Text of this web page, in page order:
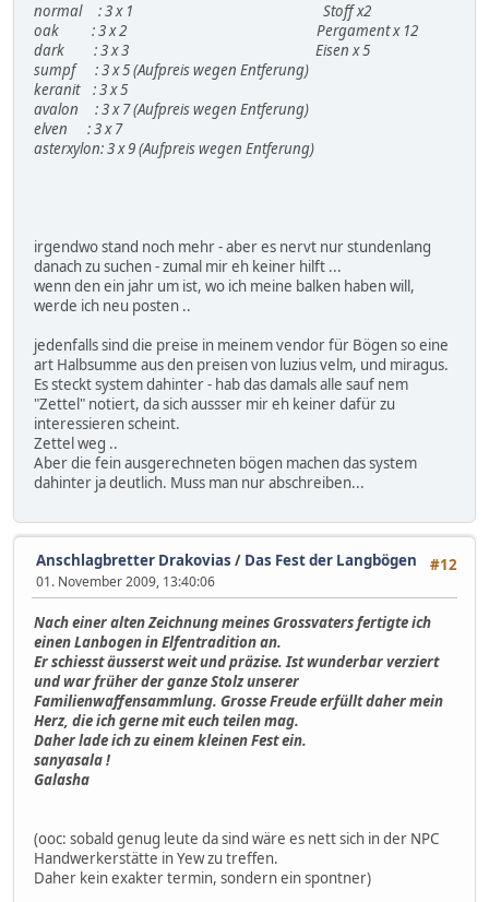
normal : 3 x 1 Stoff x2
oak : 3 x 2 Pergament x 12
dark : 3 x 3 Eisen x 5
sumpf : 3 x 5 (Aufpreis wegen Entferung)
keranit : 3 x 5
avalon : 3 x 7 (Aufpreis wegen Entferung)
elven : 3 x 7
asterxylon: 3 x 9 (Aufpreis wegen Entferung)
irgendwo stand noch mehr - aber es nervt nur stundenlang
danach zu suchen - zumal mir eh keiner hilft ...
wenn den ein jahr um ist, wo ich meine balken haben will,
werde ich neu posten ..
jedenfalls sind die preise in meinem vendor für Bögen so eine
art Halbsumme aus den preisen von luzius velm, und miragus.
Es steckt system dahinter - hab das damals alle sauf nem
"Zettel" notiert, da sich aussser mir eh keiner dafür zu
interessieren scheint.
Zettel weg ..
Aber die fein ausgerechneten bögen machen das system
dahinter ja deutlich. Muss man nur abschreiben...
#12
Anschlagbretter Drakovias / Das Fest der Langbögen
01. November 2009, 13:40:06
Nach einer alten Zeichnung meines Grossvaters fertigte ich
einen Lanbogen in Elfentradition an.
Er schiesst äusserst weit und präzise. Ist wunderbar verziert
und war früher der ganze Stolz unserer
Familienwaffensammlung. Grosse Freude erfüllt daher mein
Herz, die ich gerne mit euch teilen mag.
Daher lade ich zu einem kleinen Fest ein.
sanyasala !
Galasha
(ooc: sobald genug leute da sind wäre es nett sich in der NPC
Handwerkerstätte in Yew zu treffen.
Daher kein exakter termin, sondern ein spontner)